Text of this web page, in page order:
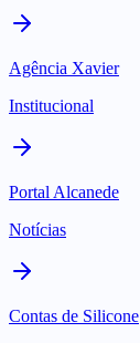
Agência Xavier
Institucional
Portal Alcanede
Notícias
Contas de Silicone